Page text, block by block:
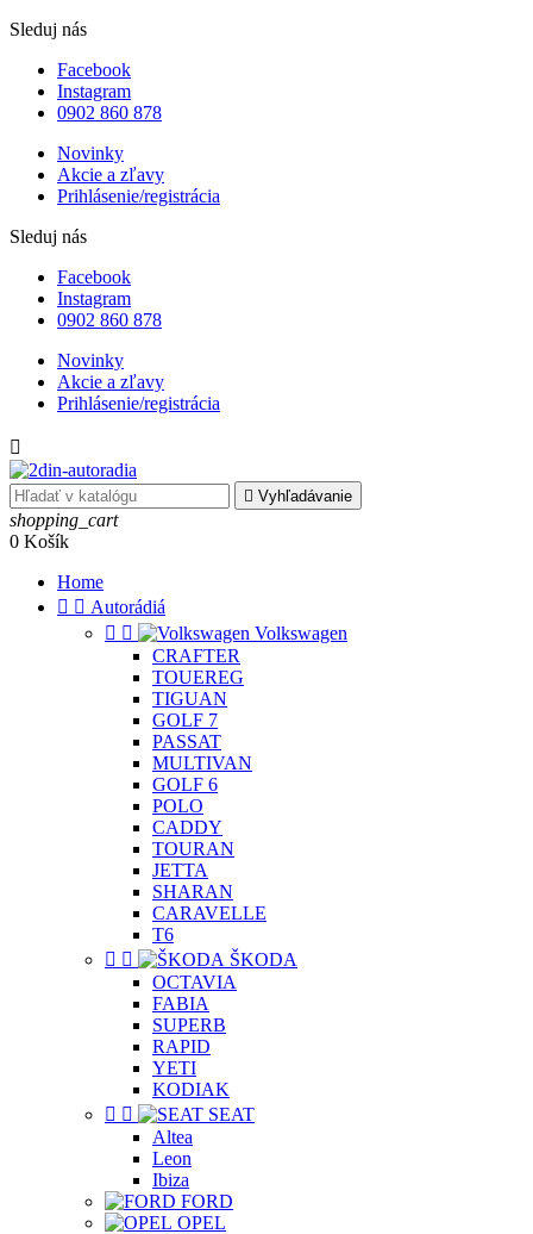
Sleduj nás
Facebook
Instagram
0902 860 878
Novinky
Akcie a zľavy
Prihlásenie/registrácia
Sleduj nás
Facebook
Instagram
0902 860 878
Novinky
Akcie a zľavy
Prihlásenie/registrácia

 Vyhľadávanie
shopping_cart
0 Košík
Home
  Autorádiá
 
Volkswagen
CRAFTER
TOUEREG
TIGUAN
GOLF 7
PASSAT
MULTIVAN
GOLF 6
POLO
CADDY
TOURAN
JETTA
SHARAN
CARAVELLE
T6
 
ŠKODA
OCTAVIA
FABIA
SUPERB
RAPID
YETI
KODIAK
 
SEAT
Altea
Leon
Ibiza
FORD
OPEL